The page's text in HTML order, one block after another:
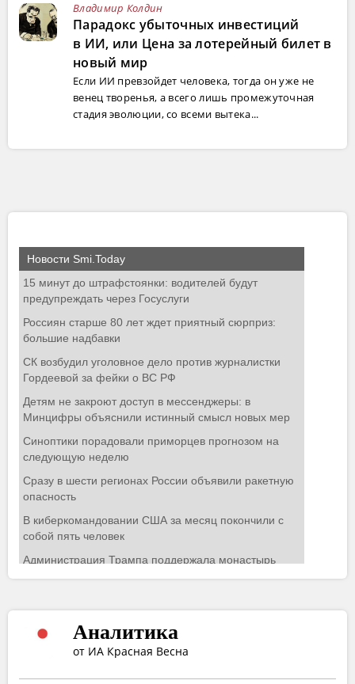
Владимир Колдин
Парадокс убыточных инвестиций
в ИИ, или Цена за лотерейный билет в
новый мир
Если ИИ превзойдет человека, тогда он уже не
венец творенья, а всего лишь промежуточная
стадия эволюции, со всеми вытека...
Аналитика
от ИА Красная Весна